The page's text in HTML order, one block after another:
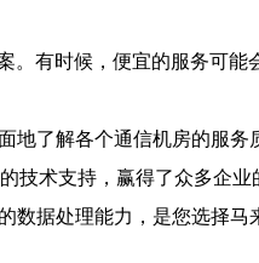
。有时候，便宜的服务可能
了解各个通信机房的服务
技术支持，赢得了众多企业
数据处理能力，是您选择马